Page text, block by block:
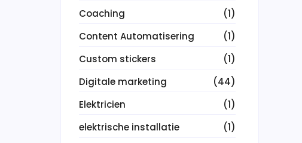
Coaching
(1)
Content Automatisering
(1)
Custom stickers
(1)
Digitale marketing
(44)
Elektricien
(1)
elektrische installatie
(1)